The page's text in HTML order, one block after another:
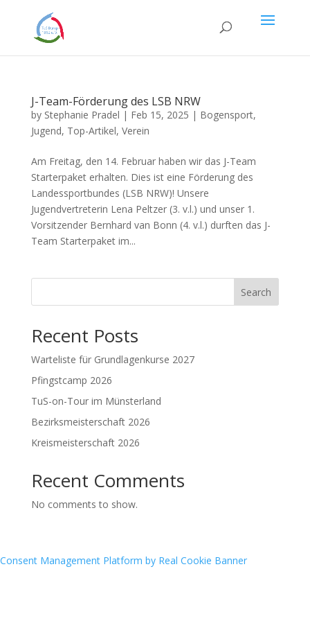
J-Team-Förderung des LSB NRW
by Stephanie Pradel | Feb 15, 2025 | Bogensport,
Jugend, Top-Artikel, Verein
Am Freitag, den 14. Februar haben wir das J-Team
Starterpaket erhalten. Dies ist eine Förderung des
Landessportbundes (LSB NRW)! Unsere
Jugendvertreterin Lena Peltzer (3. v.l.) und unser 1.
Vorsitzender Bernhard van Bonn (4. v.l.) durften das J-
Team Starterpaket im...
Search
Recent Posts
Warteliste für Grundlagenkurse 2027
Pfingstcamp 2026
TuS-on-Tour im Münsterland
Bezirksmeisterschaft 2026
Kreismeisterschaft 2026
Recent Comments
No comments to show.
Consent Management Platform by Real Cookie Banner